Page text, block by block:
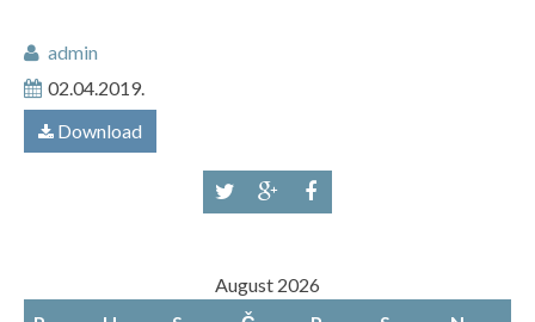
admin
02.04.2019.
Download
August 2026